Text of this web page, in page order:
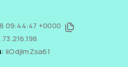
09:44:47 +0000
liOdjlmZsa61